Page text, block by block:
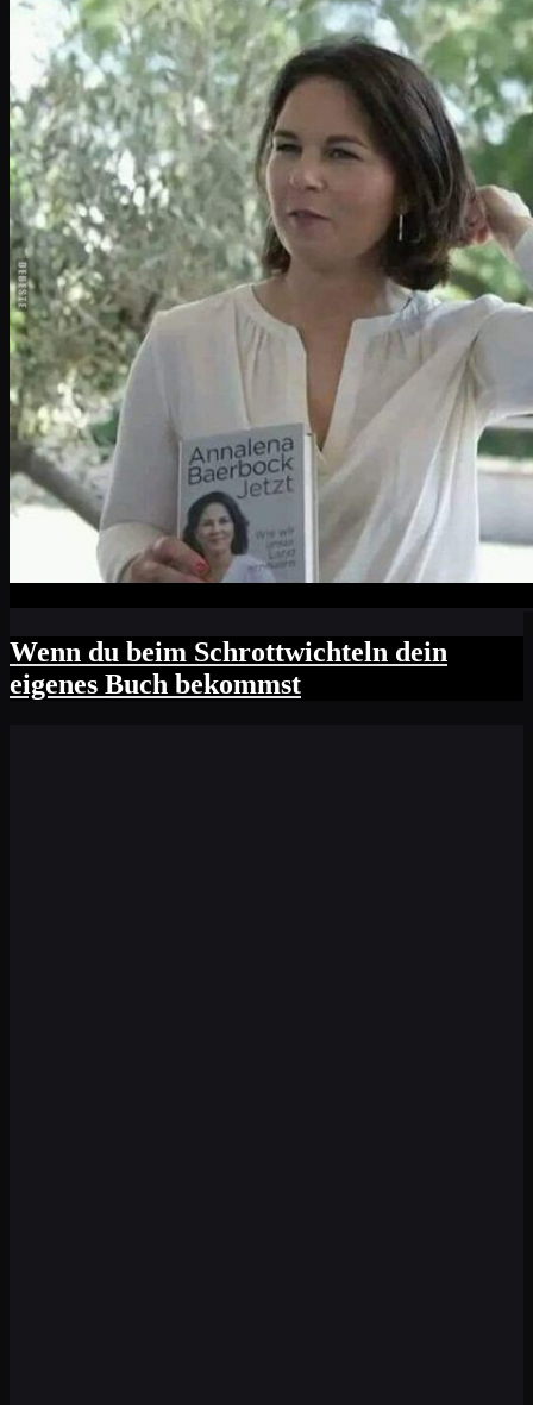
Wenn du beim Schrottwichteln dein
eigenes Buch bekommst